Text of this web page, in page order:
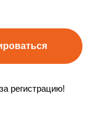
регистрацию!